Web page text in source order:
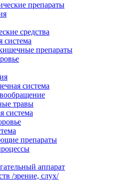
препараты
средства
система
препараты
система
травы
система
препараты
аппарат
/зрение, слух/